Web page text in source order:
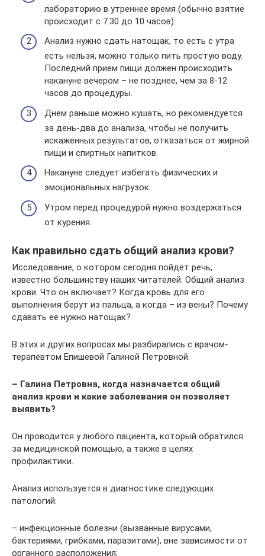
лабораторию в утреннее время (обычно взятие
происходит с 7.30 до 10 часов).
Анализ нужно сдать натощак, то есть с утра
есть нельзя, можно только пить простую воду.
Последний прием пищи должен происходить
накануне вечером – не позднее, чем за 8-12
часов до процедуры.
Днем раньше можно кушать, но рекомендуется
за день-два до анализа, чтобы не получить
искаженных результатов, отказаться от жирной
пищи и спиртных напитков.
Накануне следует избегать физических и
эмоциональных нагрузок.
Утром перед процедурой нужно воздержаться
от курения.
Как правильно сдать общий анализ крови?
Исследование, о котором сегодня пойдёт речь,
известно большинству наших читателей. Общий анализ
крови. Что он включает? Когда кровь для его
выполнения берут из пальца, а когда – из вены? Почему
сдавать её нужно натощак?
В этих и других вопросах мы разбирались с врачом-
терапевтом Епишевой Галиной Петровной.
– Галина Петровна, когда назначается общий
анализ крови и какие заболевания он позволяет
выявить?
Он проводится у любого пациента, который обратился
за медицинской помощью, а также в целях
профилактики.
Анализ используется в диагностике следующих
патологий:
– инфекционные болезни (вызванные вирусами,
бактериями, грибками, паразитами), вне зависимости от
органного расположения;